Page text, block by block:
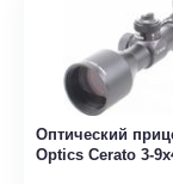
Оптический
Optics Cerato 3-